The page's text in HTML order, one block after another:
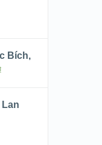
Bích,
Lan